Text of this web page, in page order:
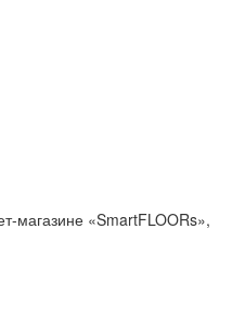
магазине «SmartFLOORs»,